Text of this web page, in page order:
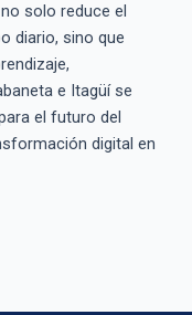
solo reduce el
diario, sino que
e Itagüí se
el futuro del
digital en